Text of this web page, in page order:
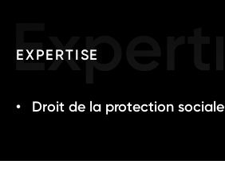
EXPERTISE
Droit de la protection sociale